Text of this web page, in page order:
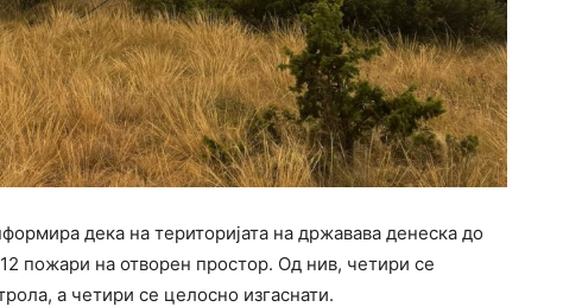
дека на територијата на државава денеска до
пожари на отворен простор. Од нив, четири се
а четири се целосно изгаснати.